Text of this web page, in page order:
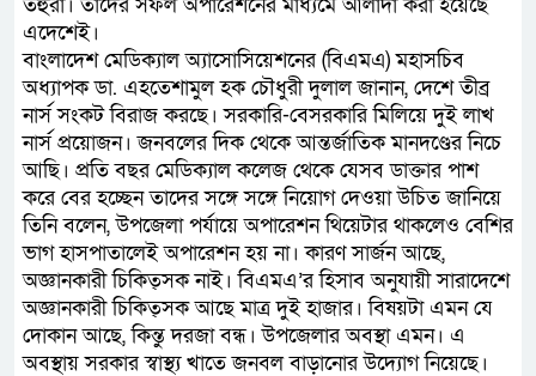
এদেশেই।
বাংলাদেশ মেডিক্যাল অ্যাসোসিয়েশনের (বিএমএ) মহাসচিব
অধ্যাপক ডা. এহতেশামুল হক চৌধুরী দুলাল জানান, দেশে তীব্র
নার্স সংকট বিরাজ করছে। সরকারি-বেসরকারি মিলিয়ে দুই লাখ
নার্স প্রয়োজন। জনবলের দিক থেকে আন্তর্জাতিক মানদণ্ডের নিচে
আছি। প্রতি বছর মেডিক্যাল কলেজ থেকে যেসব ডাক্তার পাশ
করে বের হচ্ছেন তাদের সঙ্গে সঙ্গে নিয়োগ দেওয়া উচিত জানিয়ে
তিনি বলেন, উপজেলা পর্যায়ে অপারেশন থিয়েটার থাকলেও বেশির
ভাগ হাসপাতালেই অপারেশন হয় না। কারণ সার্জন আছে,
অজ্ঞানকারী চিকিত্সক নাই। বিএমএ’র হিসাব অনুযায়ী সারাদেশে
অজ্ঞানকারী চিকিত্সক আছে মাত্র দুই হাজার। বিষয়টা এমন যে
দোকান আছে, কিন্তু দরজা বন্ধ। উপজেলার অবস্থা এমন। এ
অবস্থায় সরকার স্বাস্থ্য খাতে জনবল বাড়ানোর উদ্যোগ নিয়েছে।